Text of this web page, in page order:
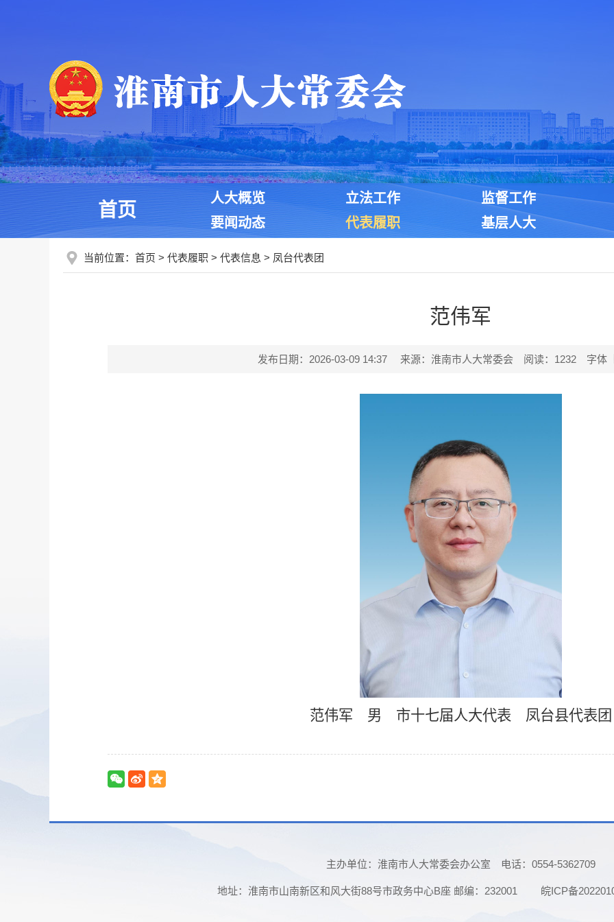
首页
人大概览 立法工作 监督工作
要闻动态
代表履职 基层人大
当前位置： 首页 > 代表履职 > 代表信息 > 凤台代表团
范伟军
发布日期：2026-03-09 14:37 来源：淮南市人大常委会 阅读： 1232 字体
范伟军 男 市十七届人大代表 凤台县代表团
主办单位：淮南市人大常委会办公室 电话：0554-5362709
地址：淮南市山南新区和风大街88号市政务中心B座 邮编：232001 皖ICP备